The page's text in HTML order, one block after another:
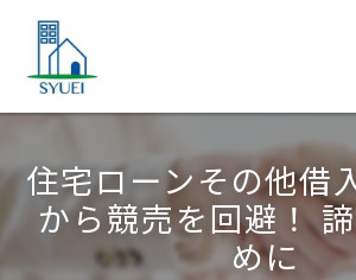
住宅ローンその他借
から競売を回避！
めに